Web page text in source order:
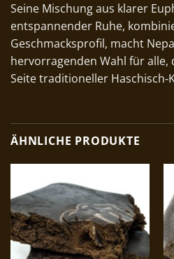
Seine Mischung aus klarer
entspannender Ruhe,
Geschmacksprofil, macht
hervorragenden Wahl für alle,
Seite traditioneller
ÄHNLICHE PRODUKTE